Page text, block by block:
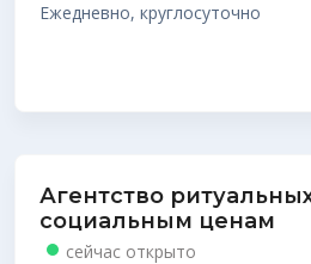
Ежедневно, круглосуточно
Агентство
социальным ценам
сейчас открыто